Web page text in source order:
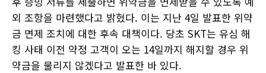
외 조항을 마련했다고 밝혔다. 이는 지난 4일 발표한 위약
금 면제 조치에 대한 후속 대책이다. 당초 SKT는 유심 해
킹 사태 이전 약정 고객이 오는 14일까지 해지할 경우 위
약금을 물리지 않겠다고 발표한 바 있다.